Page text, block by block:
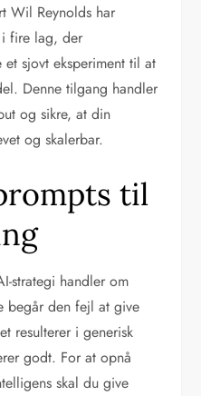
Wil Reynolds har
fire lag, der
sjovt eksperiment til at
Denne tilgang handler
og sikre, at din
og skalerbar.
til
strategi handler om
begår den fejl at give
resulterer i generisk
godt. For at opnå
skal du give